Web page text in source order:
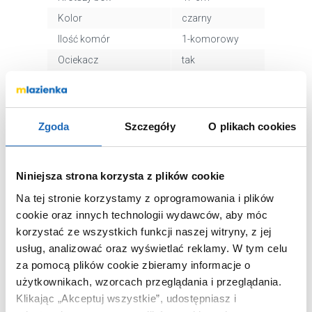
Zgoda Szczegóły O plikach cookies
Niniejsza strona korzysta z plików cookie
Na tej stronie korzystamy z oprogramowania i plików
cookie oraz innych technologii wydawców, aby móc
korzystać ze wszystkich funkcji naszej witryny, z jej
usług, analizować oraz wyświetlać reklamy. W tym celu
za pomocą plików cookie zbieramy informacje o
użytkownikach, wzorcach przeglądania i przeglądania.
Klikając „Akceptuj wszystkie”, udostępniasz i
Kolor
czarny
Ilość komór
1-komorowy
Ociekacz
tak
Odwracalny
Otwór na baterie
głównej
Kod EAN
5907791164803
Wymiary z
opakowaniem
54 x 26 x 84 cm
Waga z opakowaniem
13,08 kg
Dane producenta
Zobacz